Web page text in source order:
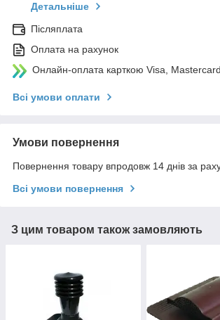
Детальніше
Післяплата
Оплата на рахунок
Онлайн-оплата карткою Visa,
Всі умови оплати
Умови повернення
Повернення товару впродовж 14 днів за
Всі умови повернення
З цим товаром також замовляють